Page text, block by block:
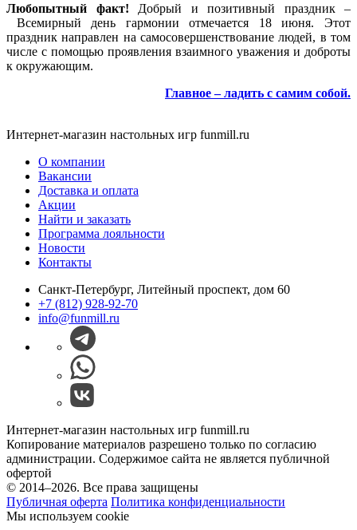
Любопытный факт! Добрый и позитивный праздник –
Всемирный день гармонии отмечается 18 июня. Этот
праздник направлен на самосовершенствование людей, в том
числе с помощью проявления взаимного уважения и доброты
к окружающим.
Главное – ладить с самим собой.
Интернет-магазин настольных игр funmill.ru
О компании
Вакансии
Доставка и оплата
Акции
Найти и заказать
Программа лояльности
Новости
Контакты
Санкт-Петербург, Литейный проспект, дом 60
+7 (812) 928-92-70
info@funmill.ru
Интернет-магазин настольных игр funmill.ru
Копирование материалов разрешено только по согласию
администрации. Содержимое сайта не является публичной
офертой
© 2014–2026. Все права защищены
Публичная оферта Политика конфиденциальности
Мы используем cookie